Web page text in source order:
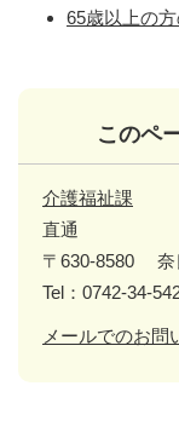
65歳以上の
このペ
介護福祉課
直通
〒630-8580
奈
Tel：0742-34-
メールでのお問